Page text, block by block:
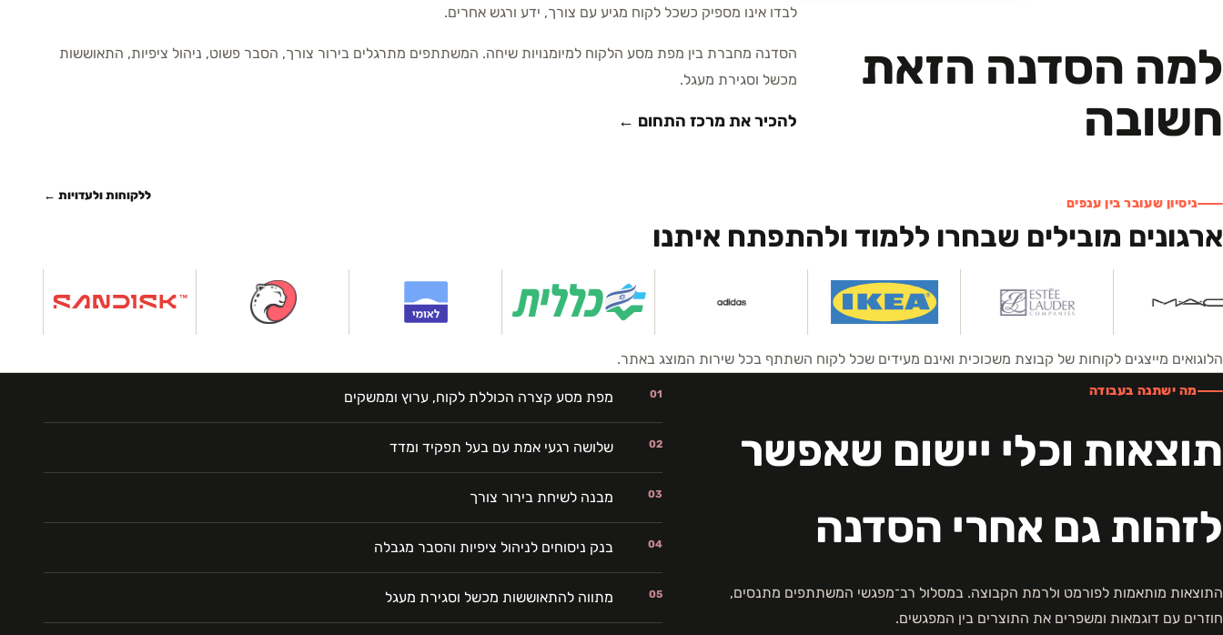
למה הסדנה הזאת
חשובה
לבדו אינו מספיק כשכל לקוח מגיע עם צורך, ידע ורגש אחרים.
הסדנה מחברת בין מפת מסע הלקוח למיומנויות שיחה. המשתתפים מתרגלים בירור צורך, הסבר פשוט, ניהול ציפיות, התאוששות
מכשל וסגירת מעגל.
להכיר את מרכז התחום ←
ניסיון שעובר בין ענפים
ארגונים מובילים שבחרו ללמוד ולהתפתח איתנו
ללקוחות ולעדויות ←
הלוגואים מייצגים לקוחות של קבוצת משכוכית ואינם מעידים שכל לקוח השתתף בכל שירות המוצג באתר.
מה ישתנה בעבודה
תוצאות וכלי יישום שאפשר
לזהות גם אחרי הסדנה
התוצאות מותאמות לפורמט ולרמת הקבוצה. במסלול רב־מפגשי המשתתפים מתנסים,
חוזרים עם דוגמאות ומשפרים את התוצרים בין המפגשים.
01 מפת מסע קצרה הכוללת לקוח, ערוץ וממשקים
02 שלושה רגעי אמת עם בעל תפקיד ומדד
03 מבנה לשיחת בירור צורך
04 בנק ניסוחים לניהול ציפיות והסבר מגבלה
05 מתווה להתאוששות מכשל וסגירת מעגל